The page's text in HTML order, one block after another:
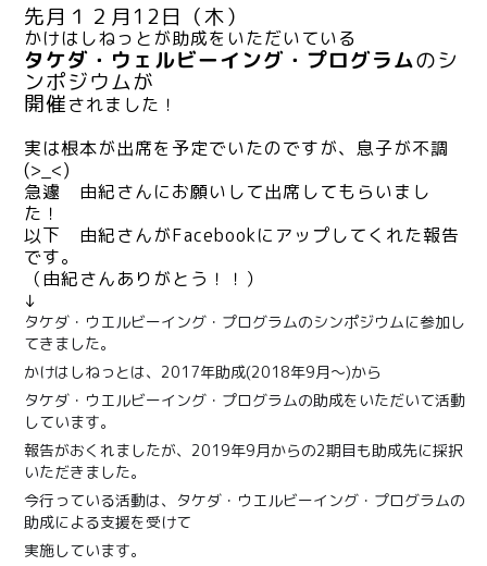
先月１２月12日（木）
かけはしねっとが助成をいただいている
タケダ・ウェルビーイング・プログラムのシ
ンポジウムが
開催されました！
実は根本が出席を予定でいたのですが、息子が不調
(>_<)
急遽 由紀さんにお願いして出席してもらいまし
た！
以下 由紀さんがFacebookにアップしてくれた報告
です。
（由紀さんありがとう！！）
↓
タケダ・ウエルビーイング・プログラムのシンポジウムに参加し
てきました。
かけはしねっとは、2017年助成(2018年9月～)から
タケダ・ウエルビーイング・プログラムの助成をいただいて活動
しています。
報告がおくれましたが、2019年9月からの2期目も助成先に採択
いただきました。
今行っている活動は、タケダ・ウエルビーイング・プログラムの
助成による支援を受けて
実施しています。